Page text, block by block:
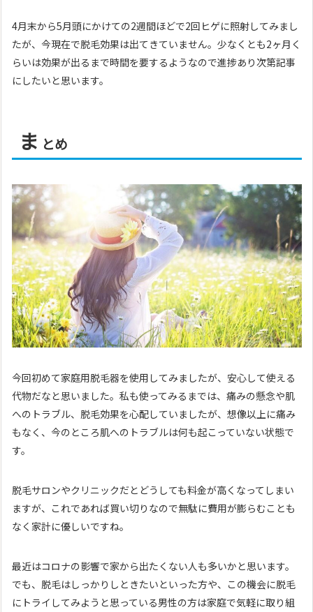
4月末から5月頭にかけての2週間ほどで2回ヒゲに照射してみまし
たが、今現在で脱毛効果は出てきていません。少なくとも2ヶ月く
らいは効果が出るまで時間を要するようなので進捗あり次第記事
にしたいと思います。
ま とめ
今回初めて家庭用脱毛器を使用してみましたが、安心して使える
代物だなと思いました。私も使ってみるまでは、痛みの懸念や肌
へのトラブル、脱毛効果を心配していましたが、想像以上に痛み
もなく、今のところ肌へのトラブルは何も起こっていない状態で
す。
脱毛サロンやクリニックだとどうしても料金が高くなってしまい
ますが、これであれば買い切りなので無駄に費用が膨らむことも
なく家計に優しいですね。
最近はコロナの影響で家から出たくない人も多いかと思います。
でも、脱毛はしっかりしときたいといった方や、この機会に脱毛
にトライしてみようと思っている男性の方は家庭で気軽に取り組